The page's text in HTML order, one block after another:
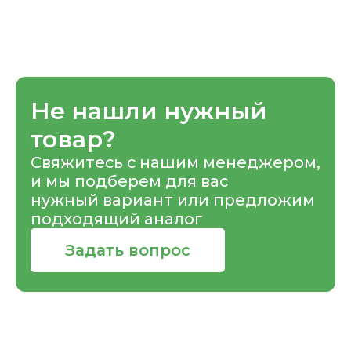
Не нашли нужный
товар?
Свяжитесь с нашим менеджером,
и мы подберем для вас
нужный вариант или предложим
подходящий аналог
Задать вопрос